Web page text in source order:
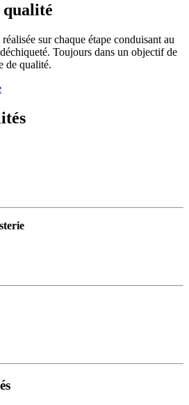
qualité
sur chaque étape conduisant au
Toujours dans un objectif de
de qualité.